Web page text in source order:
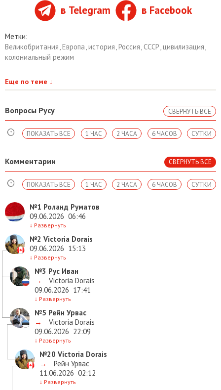
в Telegram в Facebook
Метки:
Великобритания Европа история Россия СССР цивилизация
колониальный режим
Еще по теме ↓
Вопросы Русу СВЕРНУТЬ ВСЕ
СУТКИ
6 ЧАСОВ
2 ЧАСА
1 ЧАС
ПОКАЗАТЬ ВСЕ
Комментарии СВЕРНУТЬ ВСЕ
СУТКИ
6 ЧАСОВ
2 ЧАСА
1 ЧАС
ПОКАЗАТЬ ВСЕ
№1 Роланд Руматов
09.06.2026 06:46
↓ Развернуть
№2 Victoria Dorais
09.06.2026 15:13
↓ Развернуть
№3 Рус Иван
→
Victoria Dorais
09.06.2026 17:41
↓ Развернуть
№5 Рейн Урвас
→
Victoria Dorais
09.06.2026 22:09
↓ Развернуть
№20 Victoria Dorais
→
Рейн Урвас
11.06.2026 02:12
↓ Развернуть